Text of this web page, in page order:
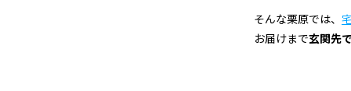
そんな栗原では、
お届けまで玄関先